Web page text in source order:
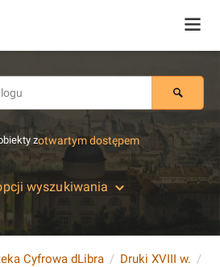
zotwartym dostępem
wyszukiwania
Cyfrowa dLibra Druki XVIII w.